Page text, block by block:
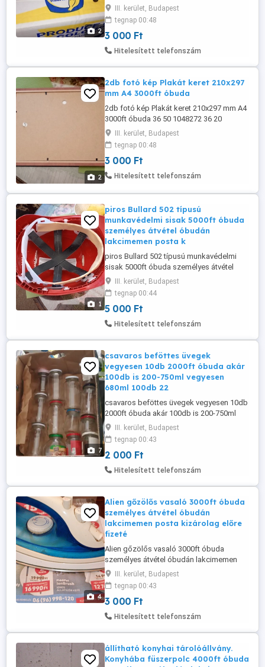
2
előre fizetés után mpl
csomagautomatába +3000ft 36 50 104
8272
III. kerület, Budapest
tegnap 00:48
3 000 Ft
Hitelesített telefonszám
2
2db fotó kép Plakát keret 210x297
mm A4 3000ft óbuda
2db fotó kép Plakát keret 210x297 mm A4
3000ft óbuda 36 50 1048272 36 20
9491288III. kerület, Budapest
tegnap 00:48
3 000 Ft
Hitelesített telefonszám
1
piros Bullard 502 típusú
munkavédelmi sisak 5000ft óbuda
személyes átvétel óbudán
lakcimemen posta k
piros Bullard 502 típusú munkavédelmi
sisak 5000ft óbuda személyes átvétel
óbudán lakcimemen posta kizárolag előre
fizetés után pl mpl csomagautomatába
vagy foxpostba + 3000ft 36 50 104 8272
36 20 949 1288 Klasszikus "Hard Boiled"
stílusú ipari védősisak. Jellemzően hőre
III. kerület, Budapest
tegnap 00:44
5 000 Ft
Hitelesített telefonszám
7
csavaros beföttes üvegek
vegyesen 10db 2000ft óbuda akár
100db is 200-750ml vegyesen
680ml 100db 22
csavaros beföttes üvegek vegyesen 10db
2000ft óbuda akár 100db is 200-750ml
vegyesen 680ml 100db 22000ft csakis
személyesen amibe elviszed majd hozzál
vagy banános karton darabra 500ft 36 50
104 8272
III. kerület, Budapest
tegnap 00:43
2 000 Ft
Hitelesített telefonszám
4
Alien gőzölős vasaló 3000ft óbuda
személyes átvétel óbudán
lakcimemen posta kizárolag előre
fizeté
Alien gőzölős vasaló 3000ft óbuda
személyes átvétel óbudán lakcimemen
posta kizárolag előre fizetés után pl mpl
csomagautomatába vagy foxpostba +
3000ft 36 50 104 8272 36 20 949 1288
Háztartási gőzölős vasaló, amely
alkalmas száraz vasalásra és gőzölésre
spray funkciókkal ...
III. kerület, Budapest
tegnap 00:43
3 000 Ft
Hitelesített telefonszám
állítható konyhai tárolóállvány.
Konyhába füszerpolc 4000ft óbuda